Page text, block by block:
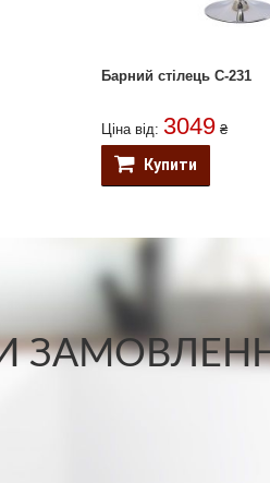
Барний стілець C-231
Ціна від: 3049 ₴
Купити